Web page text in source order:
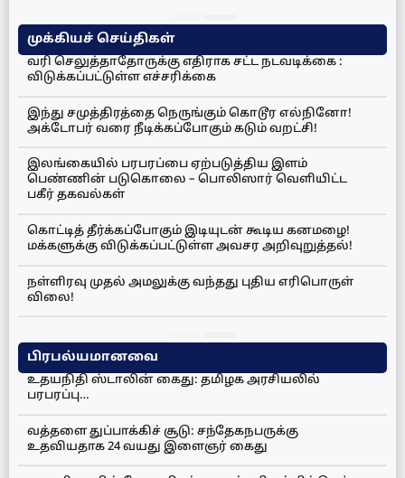
முக்கியச் செய்திகள்
வரி செலுத்தாதோருக்கு எதிராக சட்ட நடவடிக்கை :
விடுக்கப்பட்டுள்ள எச்சரிக்கை
இந்து சமுத்திரத்தை நெருங்கும் கொடூர எல்நினோ!
அக்டோபர் வரை நீடிக்கப்போகும் கடும் வறட்சி!
இலங்கையில் பரபரப்பை ஏற்படுத்திய இளம்
பெண்ணின் படுகொலை – பொலிஸார் வெளியிட்ட
பகீர் தகவல்கள்
கொட்டித் தீர்க்கப்போகும் இடியுடன் கூடிய கனமழை!
மக்களுக்கு விடுக்கப்பட்டுள்ள அவசர அறிவுறுத்தல்!
நள்ளிரவு முதல் அமலுக்கு வந்தது புதிய எரிபொருள்
விலை!
பிரபல்யமானவை
உதயநிதி ஸ்டாலின் கைது: தமிழக அரசியலில்
பரபரப்பு…
வத்தளை துப்பாக்கிச் சூடு: சந்தேகநபருக்கு
உதவியதாக 24 வயது இளைஞர் கைது